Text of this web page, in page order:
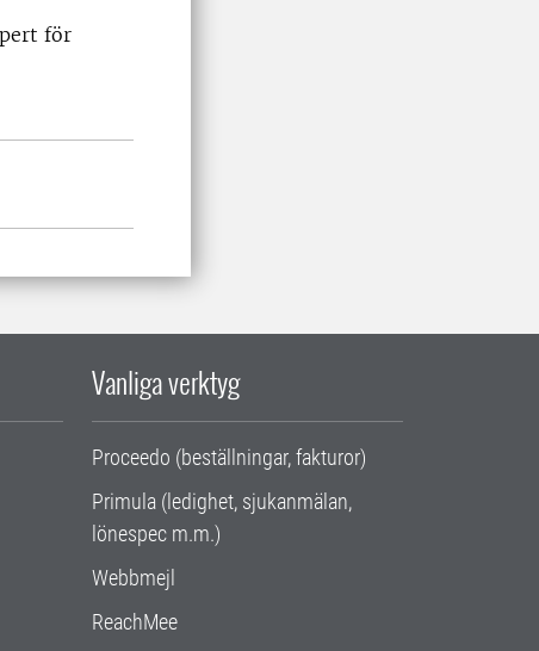
för
Vanliga verktyg
Proceedo (beställningar, fakturor)
Primula (ledighet, sjukanmälan,
lönespec m.m.)
Webbmejl
ReachMee